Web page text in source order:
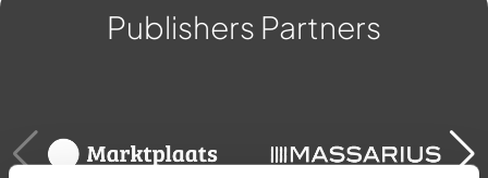
Publishers Partners